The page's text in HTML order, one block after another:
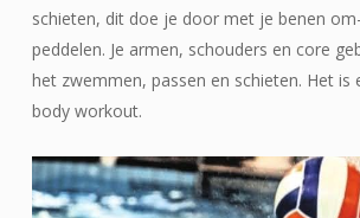
schieten, dit doe je door met je benen
peddelen. Je armen, schouders en core
het zwemmen, passen en schieten. Het is
body workout.